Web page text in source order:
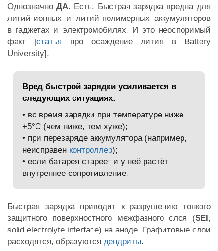
Однозначно ДА. Есть. Быстрая зарядка вредна для
литий-ионных и литий-полимерных аккумуляторов
в гаджетах и электромобилях. И это неоспоримый
факт [статья про осаждение лития в Battery
University].
Вред быстрой зарядки усиливается в
следующих ситуациях:
• во время зарядки при температуре ниже
+5°C (чем ниже, тем хуже);
• при перезаряде аккумулятора (например,
неисправен контроллер);
• если батарея стареет и у неё растёт
внутреннее сопротивление.
Быстрая зарядка приводит к разрушению тонкого
защитного поверхностного межфазного слоя (SEI ,
solid electrolyte interface) на аноде. Графитовые слои
расходятся, образуются дендриты.